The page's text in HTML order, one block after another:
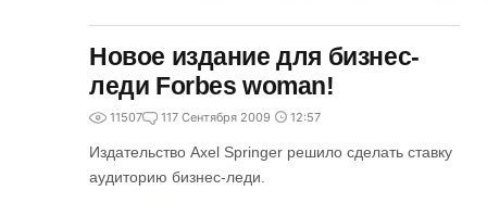
Новое издание для бизнес-
леди Forbes woman!
11507 117 Сентября 2009 12:57
Издательство Axel Springer решило сделать ставку
аудиторию бизнес-леди.